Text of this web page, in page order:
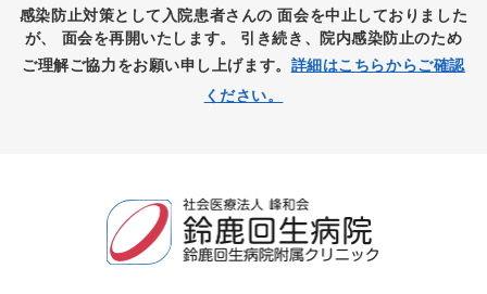
感染防止対策として入院患者さんの面会を中止しておりました
が、 面会を再開いたします。 引き続き、院内感染防止のため
ご理解ご協力をお願い申し上げます。 詳細はこちらからご確認
ください。